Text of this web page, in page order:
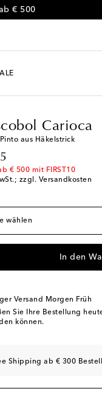
Carioca
aus Häkelstrick
price
€ 500 mit FIRST10
zzgl. Versandkosten
wählen
46 Letzter Artikel
50
52 Geringe Verfügbarkeit
/ IT 56
In den
Versand Morgen Früh
Sie Ihre Bestellung
können.
Shipping ab € 300